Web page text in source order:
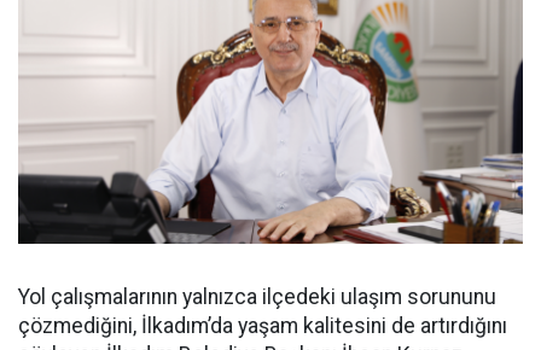
Yol çalışmalarının yalnızca ilçedeki ulaşım sorununu
çözmediğini, İlkadım’da yaşam kalitesini de artırdığını